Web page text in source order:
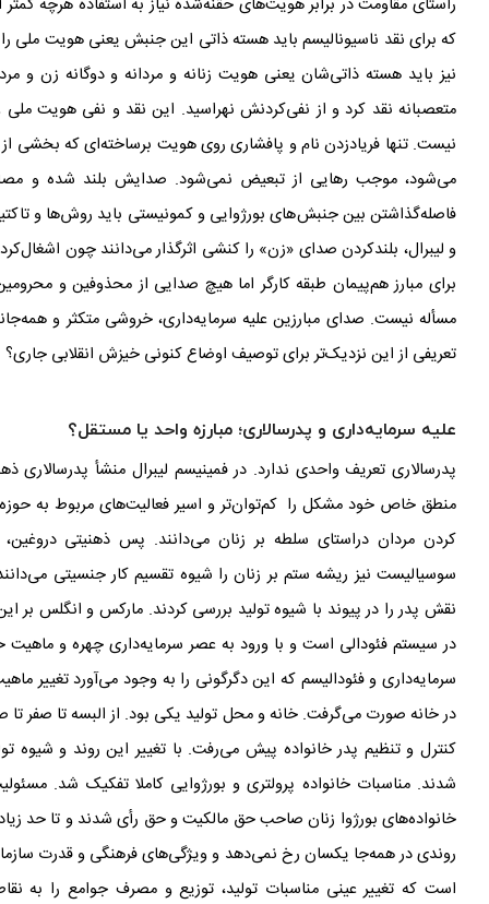
راستای مقاومت در برابر هویتهای حقنه‌شده نیاز به استفاده هرچه کمتر
که برای نقد ناسیونالیسم باید هستهذاتی این جنبش یعنی هویت ملی
نیز باید هستهذاتیشان یعنی هویت زنانه و مردانه و دوگانه زن و
متعصبانه نقد کرد و از نفی‌کردنش نهراسید. این نقد و نفی هویت
نیست. تنها فریادزدن نام و پافشاری روی هویت برساختهای که بخشی
میشود، موجب رهایی از تبعیض نمیشود. صدایش بلند شده و
فاصله‌گذاشتن بین جنبشهای بورژوایی و کمونیستی باید روشها و
و لیبرال، بلندکردن صدای «زن» را کنشی اثرگذار میدانند چون
برای مبارز هم‌پیمان طبقه کارگر اما هیچ صدایی از محذوفین و
مسألهنیست. صدای مبارزین علیه سرمایهداری، خروشی متکثر و
تعریفی از این نزدیکتر برای توصیف اوضاع کنونی خیزش انقلابی جاری؟
علیه سرمایهداری و پدرسالاری؛ مبارزه واحد یا مستقل؟
پدرسالاری تعریف واحدی ندارد. در فمینیسم لیبرال منشأ پدرسالاری
منطق خاص خود مشکل را کمتوانتر و اسیر فعالیتهای مربوط به حوزه
کردن مردان دراستای سلطهبر زنان می‌دانند. پس ذهنیتی
سوسیالیست نیز ریشهستم بر زنان را شیوه تقسیم کار جنسیتی می
نقش پدر را در پیوند با شیوهتولید بررسی کردند. مارکس و انگلس بر
در سیستم فئودالی است و با ورود به عصر سرمایهداری چهره و ماهیت
سرمایهداری و فئودالیسم که این دگرگونی را به وجود میآورد تغییر
در خانه صورت میگرفت. خانه و محل تولید یکی بود. از البسه تا صفر
کنترل و تنظیم پدر خانواده پیش میرفت. با تغییر این روند و شیوه
شدند. مناسبات خانواده پرولتری و بورژوایی کاملا تفکیک شد.
خانوادههای بورژوا زنان صاحب حق مالکیت و حق رأی شدند و تا حد
روندی در همه‌جا یکسان رخ نمیدهد و ویژگیهای فرهنگی و قدرت
است که تغییر عینی مناسبات تولید، توزیع و مصرف جوامع را به